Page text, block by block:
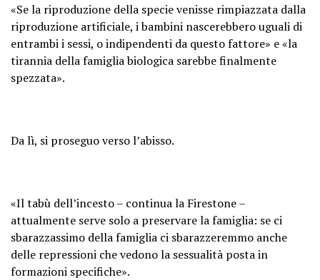
«Se la riproduzione della specie venisse rimpiazzata dalla
riproduzione artificiale, i bambini nascerebbero uguali di
entrambi i sessi, o indipendenti da questo fattore» e «la
tirannia della famiglia biologica sarebbe finalmente
spezzata».
Da lì, si proseguo verso l’abisso.
«Il tabù dell’incesto – continua la Firestone –
attualmente serve solo a preservare la famiglia: se ci
sbarazzassimo della famiglia ci sbarazzeremmo anche
delle repressioni che vedono la sessualità posta in
formazioni specifiche».